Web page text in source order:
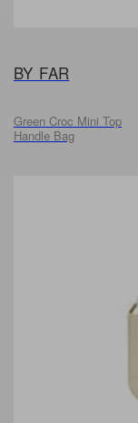
BY FAR
Green Croc Mini Top
Handle Bag